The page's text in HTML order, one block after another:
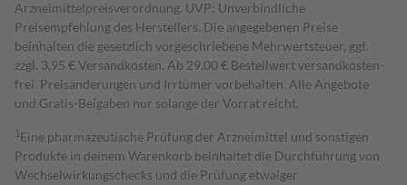
Arzneimittelpreisverordnung. UVP: Unverbindliche
Preisempfehlung des Herstellers. Die angegebenen Preise
beinhalten die gesetzlich vorgeschriebene Mehrwertsteuer, ggf.
zzgl. 3,95 € Versandkosten. Ab 29,00 € Bestell­wert versand­kosten­
frei. Preisänderungen und Irrtümer vorbehalten. Alle Angebote
und Gratis-Beigaben nur solange der Vorrat reicht.
1 Eine pharmazeutische Prüfung der Arzneimittel und sonstigen
Produkte in deinem Warenkorb beinhaltet die Durchführung von
Wechselwirkungschecks und die Prüfung etwaiger